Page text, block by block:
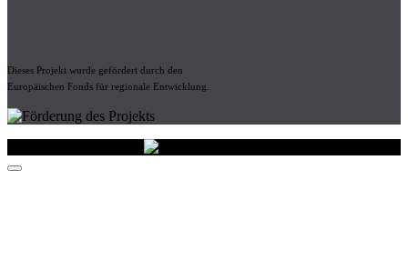
Dieses Projekt wurde gefördert durch den
Europäischen Fonds für regionale Entwicklung.